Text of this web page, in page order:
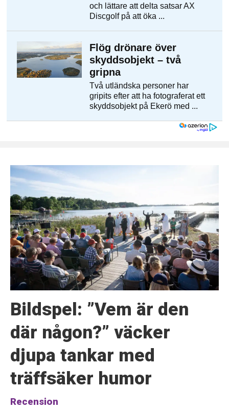
Bildspel: ”Vem är den
där någon?” väcker
djupa tankar med
träffsäker humor
Recension